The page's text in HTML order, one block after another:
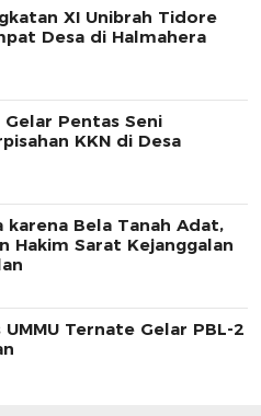
XI Unibrah Tidore
Desa di Halmahera
Gelar Pentas Seni
KKN di Desa
karena Bela Tanah Adat,
Hakim Sarat Kejanggalan
UMMU Ternate Gelar PBL-2